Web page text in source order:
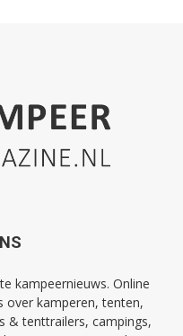
kampeernieuws. Online
over kamperen, tenten,
& tenttrailers, campings,